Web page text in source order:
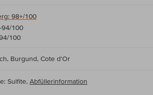
98+/100
100
100
Burgund, Cote d'Or
Sulfite, Abfüllerinformation